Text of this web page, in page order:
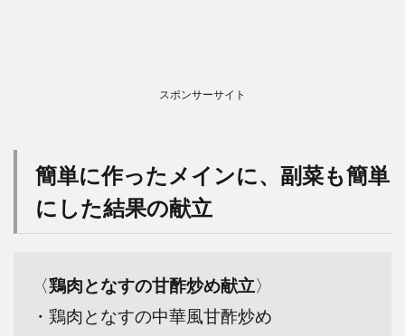
スポンサーサイト
簡単に作ったメインに、副菜も簡単
にした結果の献立
〈鶏肉となすの甘酢炒め献立〉
・鶏肉となすの中華風甘酢炒め